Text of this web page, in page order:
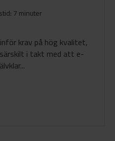
7 minuter
krav på hög kvalitet,
i takt med att e-